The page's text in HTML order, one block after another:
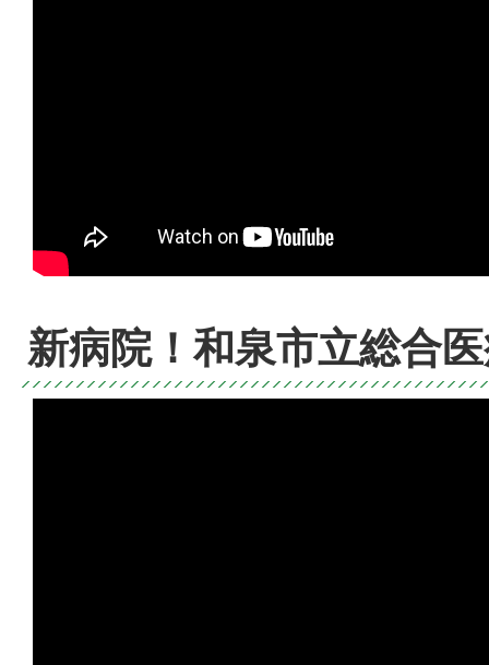
新病院！和泉市立総合